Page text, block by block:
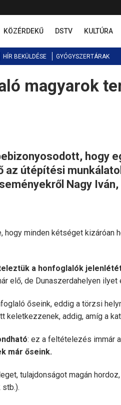
KÖZÉRDEKŰ DSTV KULTÚRA
HÍR BEKÜLDÉSE GYÓGYSZERTÁRAK
magyarok
hogy
útépítési
Nagy
hogy minden kétséget kizáróan
a honfoglalók
elő, de Dunaszerdahelyen ilyet
őseink, eddig a törzsi
keletkezzenek, addig, amíg a
: ez a feltételezés immár
már őseink.
tulajdonságot magán